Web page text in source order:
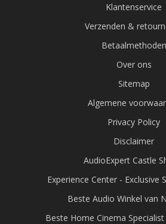
Klantenservice
Verzenden &
Betaalmethoden
Over ons
Sitemap
Algemene
Privacy Policy
Disclaimer
AudioExpert Castle
Experience Center - Exclusive
Beste Audio Winkel van
Beste Home Cinema